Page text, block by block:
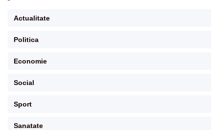
Actualitate
Politica
Economie
Social
Sport
Sanatate